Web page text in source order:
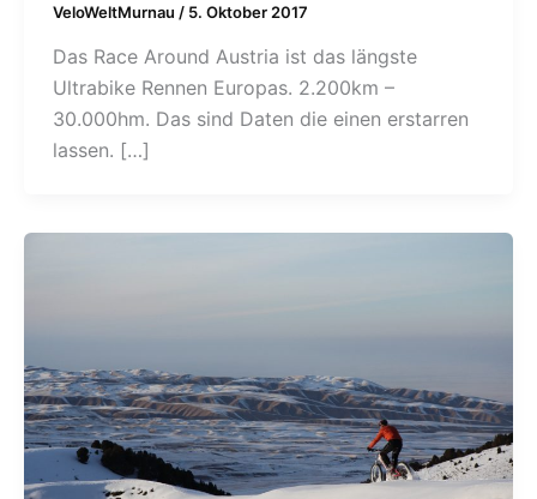
VeloWeltMurnau / 5. Oktober 2017
Das Race Around Austria ist das längste
Ultrabike Rennen Europas. 2.200km –
30.000hm. Das sind Daten die einen erstarren
lassen. […]